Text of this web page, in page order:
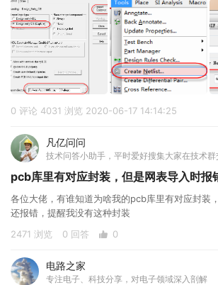
0 评论 4031 浏览 2020-06-17 14:14:25
凡亿问问
各位大佬，有谁知道为啥我的pcb库里有对应封装
还报错，提醒我没有这种封装
2471 浏览
0 回答 0
电路之家
专注电子、科技分享，对电子领域深入剖解